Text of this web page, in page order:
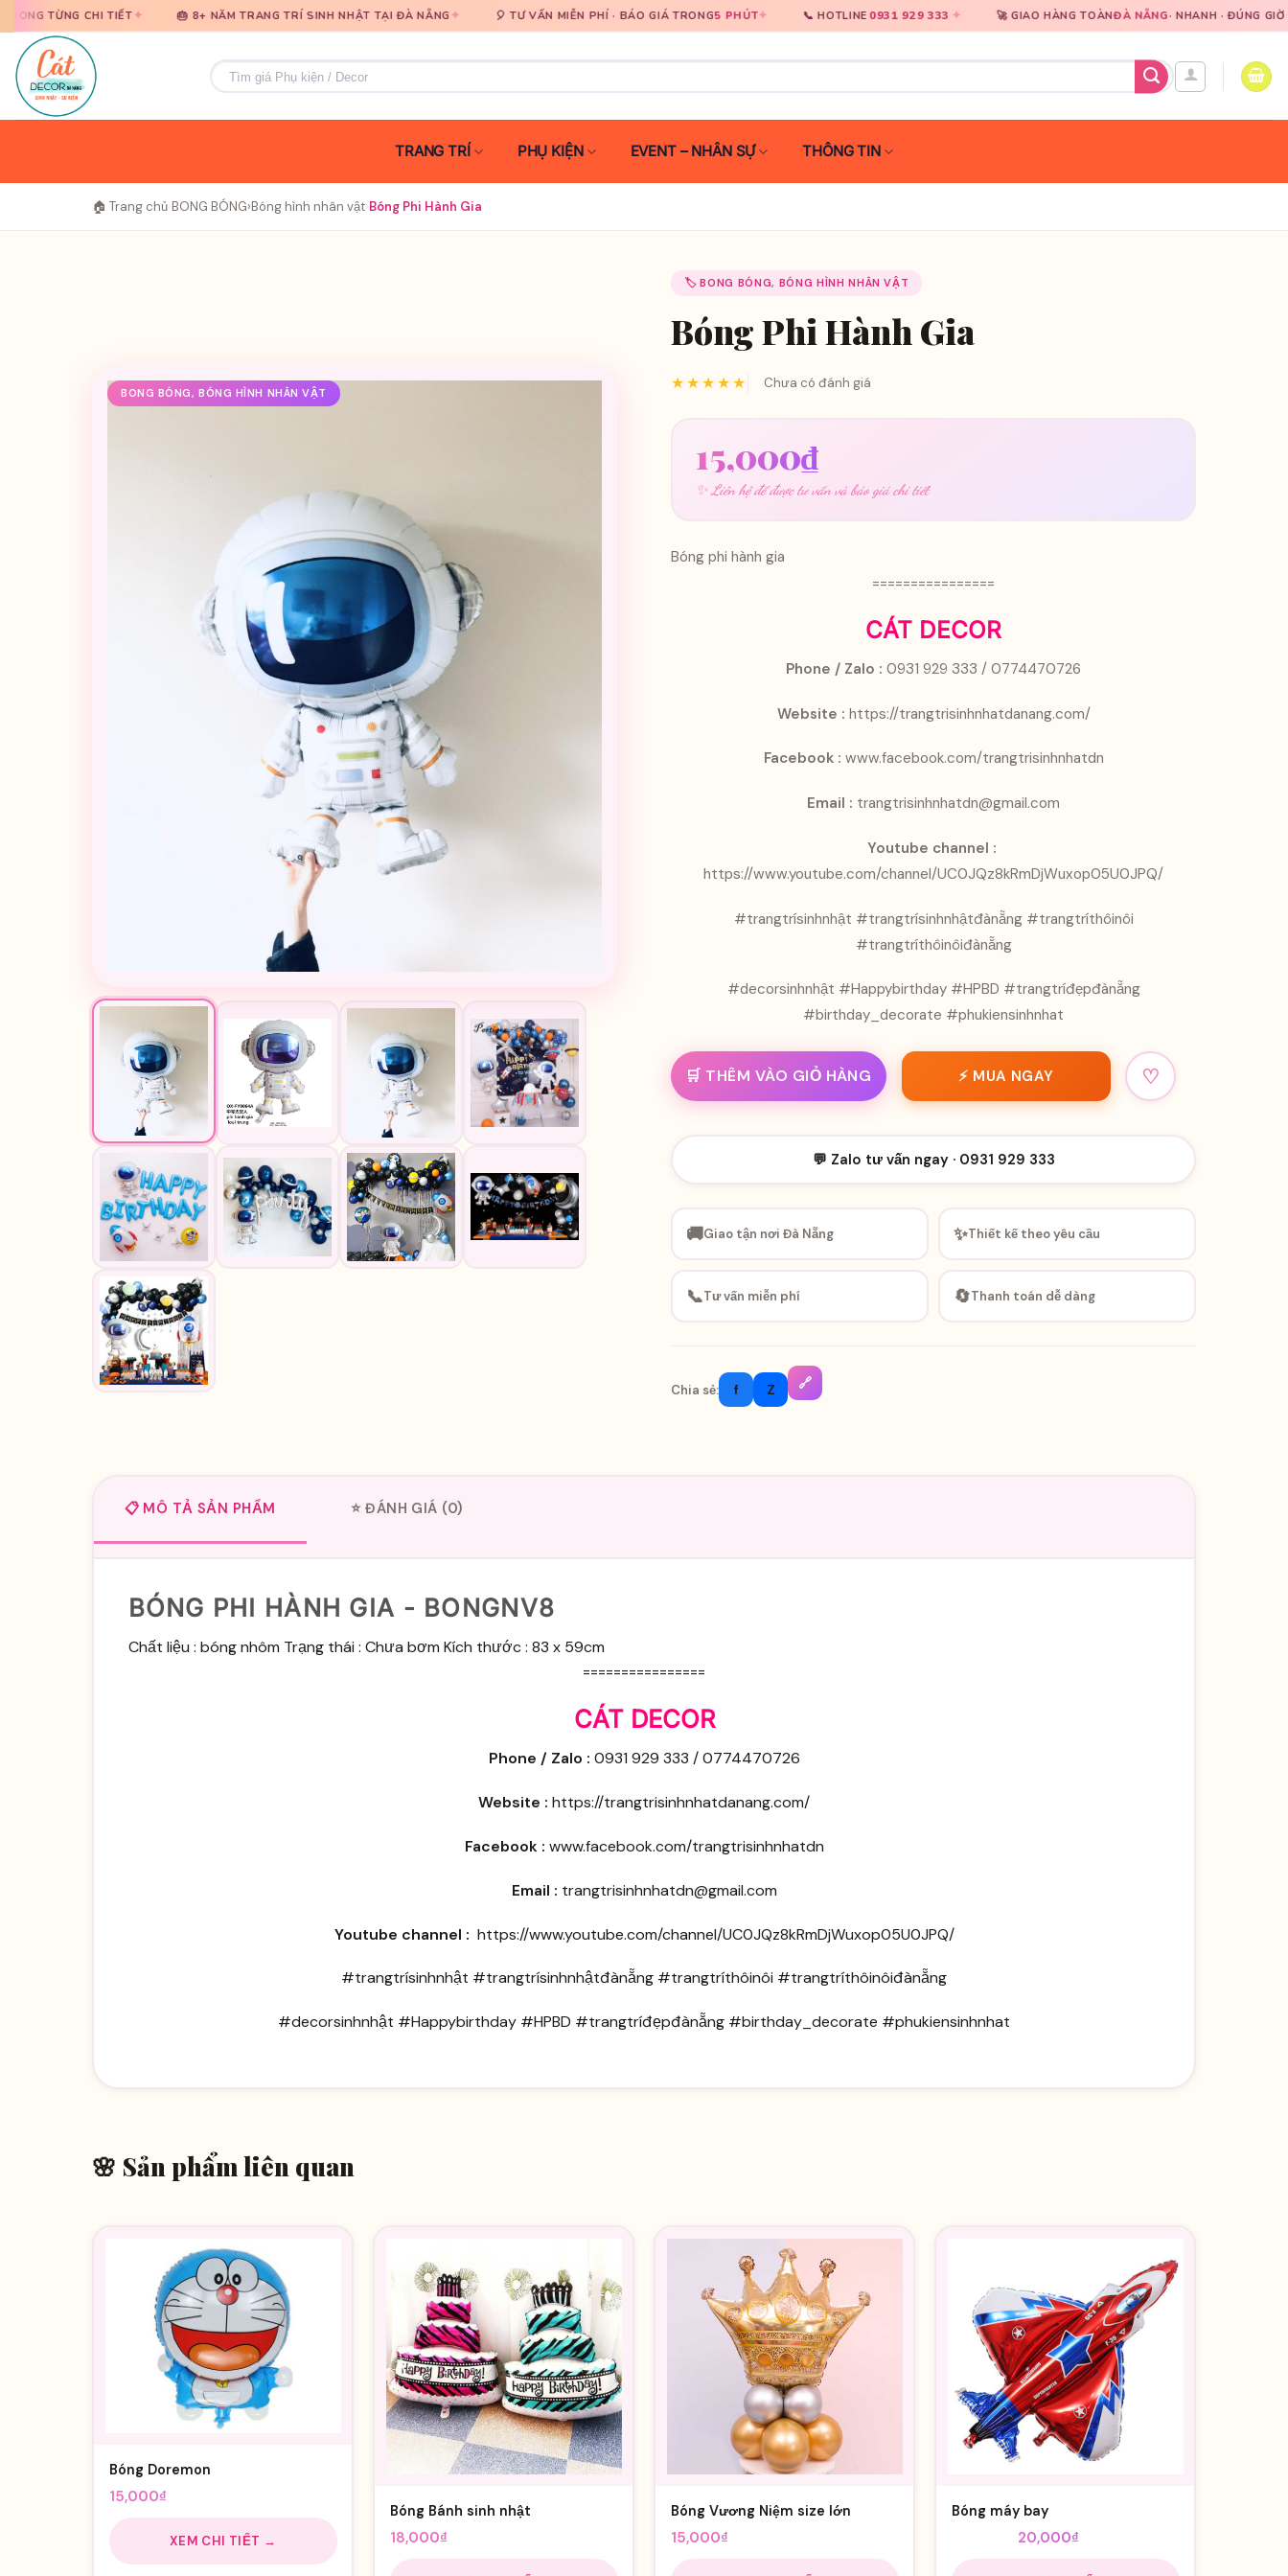
qua
nội
dung
qua
nội
dung
TIẾT✦ 🎂 8+ NĂM TRANG TRÍ SINH NHẬT TẠI ĐÀ NẴNG✦ 🎈 TƯ VẤN MIỄN PHÍ · BÁO GIÁ TRONG 5 PHÚT✦ 📞 HOTLINE 0931 929 333✦ 🚀 GIAO HÀNG TOÀNĐÀ NẴNG· NHANH · ĐÚNG GIỜ✦ 🎀
Tìm
kiếm:
TRANG TRÍ PHỤ KIỆN EVENT – NHÂN SỰ THÔNG TIN
🏠 Trang chủ BONG BÓNG›Bóng hình nhân vật Bóng Phi Hành Gia
BONG BÓNG, BÓNG HÌNH NHÂN VẬT
🏷️ BONG BÓNG, BÓNG HÌNH NHÂN VẬT
Bóng Phi Hành Gia
★★★★★ Chưa có đánh giá
15,000₫
✨ Liên hệ để được tư vấn và báo giá chi tiết
Bóng phi hành gia
================
CÁT DECOR
Phone / Zalo : 0931 929 333 / 0774470726
Website : https://trangtrisinhnhatdanang.com/
Facebook : www.facebook.com/trangtrisinhnhatdn
Email : trangtrisinhnhatdn@gmail.com
Youtube channel :
https://www.youtube.com/channel/UC0JQz8kRmDjWuxop05U0JPQ/
#trangtrísinhnhật #trangtrísinhnhậtđànẵng #trangtríthôinôi
#trangtríthôinôiđànẵng
#decorsinhnhật #Happybirthday #HPBD #trangtríđẹpđànẵng
#birthday_decorate #phukiensinhnhat
🛒 THÊM VÀO GIỎ HÀNG ⚡ MUA NGAY ♡
💬 Zalo tư vấn ngay · 0931 929 333
🚚Giao tận nơi Đà Nẵng ✨Thiết kế theo yêu cầu
📞Tư vấn miễn phí 🔄Thanh toán dễ dàng
Chia sẻ: f Z 🔗
📋 MÔ TẢ SẢN PHẨM ⭐ ĐÁNH GIÁ (0)
BÓNG PHI HÀNH GIA - BONGNV8
Chất liệu : bóng nhôm Trạng thái : Chưa bơm Kích thước : 83 x 59cm
================
CÁT DECOR
Phone / Zalo : 0931 929 333 / 0774470726
Website : https://trangtrisinhnhatdanang.com/
Facebook : www.facebook.com/trangtrisinhnhatdn
Email : trangtrisinhnhatdn@gmail.com
Youtube channel : https://www.youtube.com/channel/UC0JQz8kRmDjWuxop05U0JPQ/
#trangtrísinhnhật #trangtrísinhnhậtđànẵng #trangtríthôinôi #trangtríthôinôiđànẵng
#decorsinhnhật #Happybirthday #HPBD #trangtríđẹpđànẵng #birthday_decorate #phukiensinhnhat
🌸 Sản phẩm liên quan
Bóng Doremon
15,000₫
XEM CHI TIẾT →
Bóng Bánh sinh nhật
18,000₫
Bóng Vương Niệm size lớn
15,000₫
Bóng máy bay
Giá
gốc
20,000₫
hiện